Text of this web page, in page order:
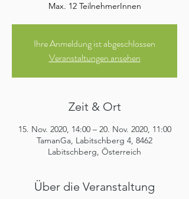
Max. 12 TeilnehmerInnen
Ihre Anmeldung ist abgeschlossen
Veranstaltungen ansehen
Zeit & Ort
15. Nov. 2020, 14:00 – 20. Nov. 2020, 11:00
TamanGa, Labitschberg 4, 8462
Labitschberg, Österreich
Über die Veranstaltung